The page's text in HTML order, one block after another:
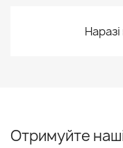
Отримуйте